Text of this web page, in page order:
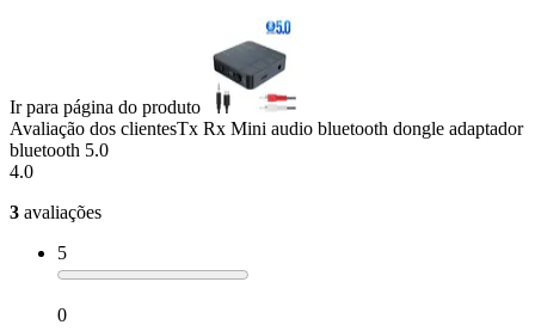
Ir para página do produto
Avaliação dos clientesTx Rx Mini audio bluetooth dongle adaptador
bluetooth 5.0
4.0
3 avaliações
5
0